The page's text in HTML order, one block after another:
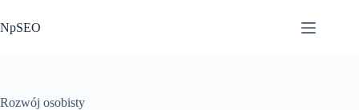
do
treści
NpSEO
Rozwój osobisty